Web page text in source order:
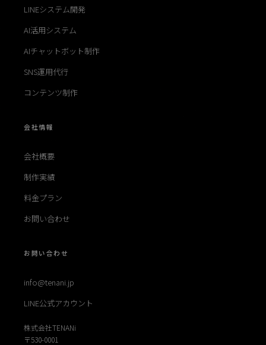
LINEシステム開発
AI活用システム
AIチャットボット制作
SNS運用代行
コンテンツ制作
会社情報
会社概要
制作実績
料金プラン
お問い合わせ
お問い合わせ
info@tenani.jp
LINE公式アカウント
株式会社TENANi
〒530-0001